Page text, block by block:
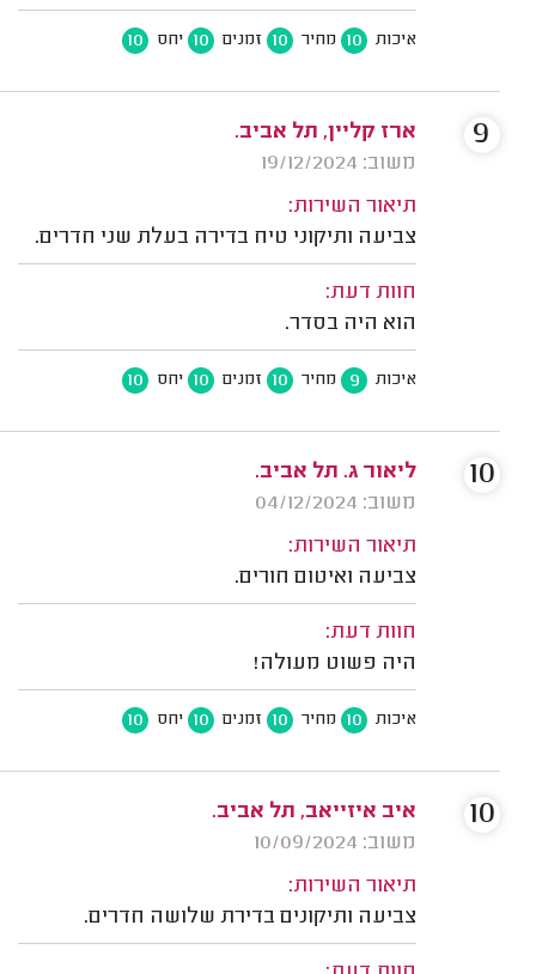
איכות 10 מחיר 10 זמנים 10 יחס 10
ארז קליין, תל אביב.
משוב: 19/12/2024
תיאור השירות:
צביעה ותיקוני טיח בדירה בעלת שני חדרים.
חוות דעת:
הוא היה בסדר.
איכות 9 מחיר 10 זמנים 10 יחס 10
9
ליאור ג. תל אביב.
משוב: 04/12/2024
תיאור השירות:
צביעה ואיטום חורים.
חוות דעת:
היה פשוט מעולה!
איכות 10 מחיר 10 זמנים 10 יחס 10
10
איב איזייאב, תל אביב.
משוב: 10/09/2024
תיאור השירות:
צביעה ותיקונים בדירת שלושה חדרים.
10